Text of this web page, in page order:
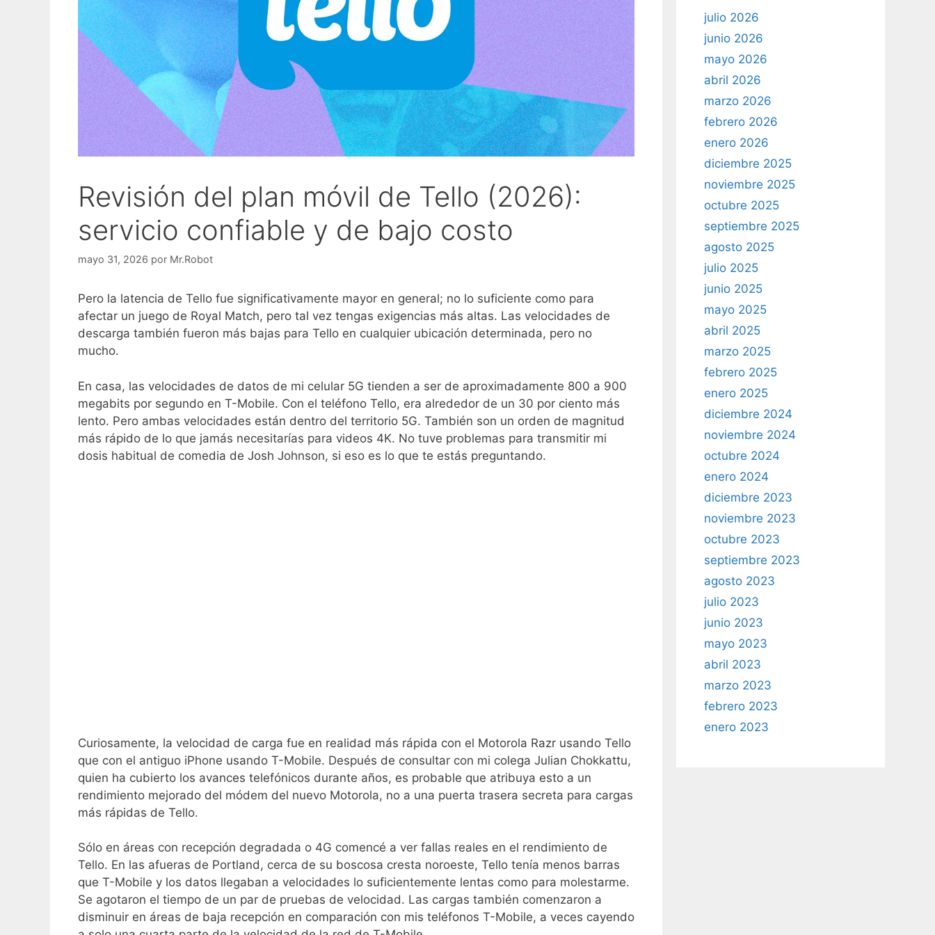
Revisión del plan móvil de Tello (2026):
servicio confiable y de bajo costo
mayo 31, 2026 por Mr.Robot
Pero la latencia de Tello fue significativamente mayor en general; no lo suficiente como para
afectar un juego de Royal Match, pero tal vez tengas exigencias más altas. Las velocidades de
descarga también fueron más bajas para Tello en cualquier ubicación determinada, pero no
mucho.
En casa, las velocidades de datos de mi celular 5G tienden a ser de aproximadamente 800 a 900
megabits por segundo en T-Mobile. Con el teléfono Tello, era alrededor de un 30 por ciento más
lento. Pero ambas velocidades están dentro del territorio 5G. También son un orden de magnitud
más rápido de lo que jamás necesitarías para videos 4K. No tuve problemas para transmitir mi
dosis habitual de comedia de Josh Johnson, si eso es lo que te estás preguntando.
Curiosamente, la velocidad de carga fue en realidad más rápida con el Motorola Razr usando Tello
que con el antiguo iPhone usando T-Mobile. Después de consultar con mi colega Julian Chokkattu,
quien ha cubierto los avances telefónicos durante años, es probable que atribuya esto a un
rendimiento mejorado del módem del nuevo Motorola, no a una puerta trasera secreta para cargas
más rápidas de Tello.
Sólo en áreas con recepción degradada o 4G comencé a ver fallas reales en el rendimiento de
Tello. En las afueras de Portland, cerca de su boscosa cresta noroeste, Tello tenía menos barras
que T-Mobile y los datos llegaban a velocidades lo suficientemente lentas como para molestarme.
Se agotaron el tiempo de un par de pruebas de velocidad. Las cargas también comenzaron a
disminuir en áreas de baja recepción en comparación con mis teléfonos T-Mobile, a veces cayendo
julio 2026
junio 2026
mayo 2026
abril 2026
marzo 2026
febrero 2026
enero 2026
diciembre 2025
noviembre 2025
octubre 2025
septiembre 2025
agosto 2025
julio 2025
junio 2025
mayo 2025
abril 2025
marzo 2025
febrero 2025
enero 2025
diciembre 2024
noviembre 2024
octubre 2024
enero 2024
diciembre 2023
noviembre 2023
octubre 2023
septiembre 2023
agosto 2023
julio 2023
junio 2023
mayo 2023
abril 2023
marzo 2023
febrero 2023
enero 2023